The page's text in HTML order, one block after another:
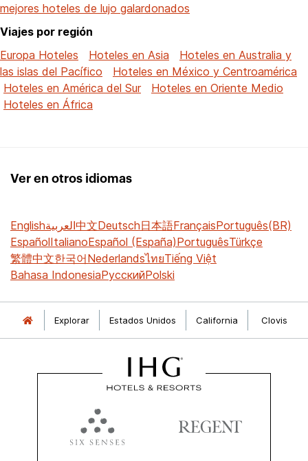
mejores hoteles de lujo galardonados
Viajes por región
Europa Hoteles
Hoteles en Asia
Hoteles en Australia y
las islas del Pacífico
Hoteles en México y Centroamérica
Hoteles en América del Sur
Hoteles en Oriente Medio
Hoteles en África
Ver en otros idiomas
Englishالعربية中文Deutsch日本語FrançaisPortuguês(BR)
EspañolItalianoEspañol (España)PortuguêsTürkçe
繁體中文한국어NederlandsไทยTiếng Việt
Bahasa IndonesiaРусскийPolski
Explorar Estados Unidos California Clovis